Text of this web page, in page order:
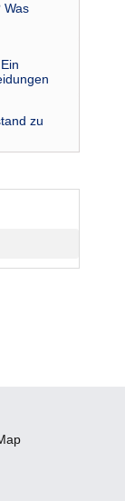
Was
zu